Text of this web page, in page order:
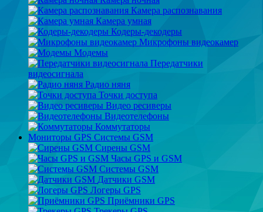
Камера распознавания
Камера умная
Кодеры-декодеры
Микрофоны видеокамер
Модемы
Передатчики
видеосигнала
Радио няня
Точки доступа
Видео ресиверы
Видеотелефоны
Коммутаторы
Мониторы GPS Системы GSM
Сирены GSM
Часы GPS и GSM
Системы GSM
Датчики GSM
Логеры GPS
Приёмники GPS